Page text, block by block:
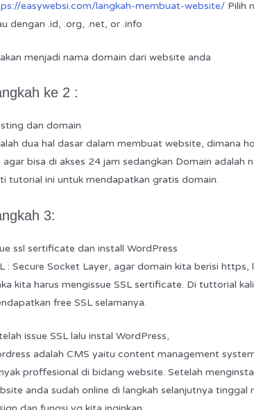
easywebsi.com/langkah-membuat-website/ Pilih
dengan .id, .org, .net, or .info
menjadi nama domain dari website anda
ke 2 :
dan domain
dua hal dasar dalam membuat website, dimana
agar bisa di akses 24 jam sedangkan Domain adalah
tutorial ini untuk mendapatkan gratis domain.
3:
ssl sertificate dan install WordPress
: Secure Socket Layer, agar domain kita berisi
kita harus mengissue SSL sertificate. Di tuttorial
free SSL selamanya.
issue SSL lalu instal WordPress,
adalah CMS yaitu content management
proffesional di bidang website. Setelah
anda sudah online di langkah selanjutnya